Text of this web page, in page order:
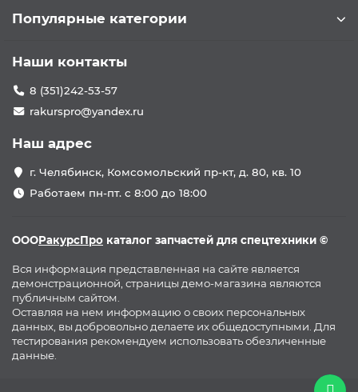
Популярные категории
Наши контакты
8 (351)242-53-57
rakurspro@yandex.ru
Наш адрес
г. Челябинск, Комсомольский пр-кт, д. 80, кв. 10
Работаем пн-пт. с 8:00 до 18:00
ОООРакурсПро каталог запчастей для спецтехники ©
Вся информация представленная на сайте является
демонстрационной, страницы демо-магазина являются
публичным сайтом.
Оставляя на нем информацию о своих персональных
данных, вы добровольно делаете их общедоступными. Для
тестирования рекомендуем использовать обезличенные
данные.